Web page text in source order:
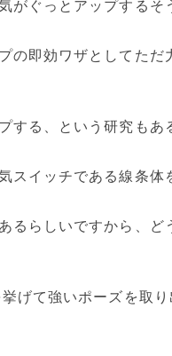
ぐっとアップするそ
の即効ワザとしてただ
る、という研究もあ
イッチである線条体
らしいですから、ど
げて強いポーズを取